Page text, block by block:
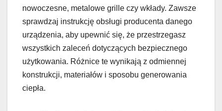
nowoczesne, metalowe grille czy wkłady. Zawsze
sprawdzaj instrukcję obsługi producenta danego
urządzenia, aby upewnić się, że przestrzegasz
wszystkich zaleceń dotyczących bezpiecznego
użytkowania. Różnice te wynikają z odmiennej
konstrukcji, materiałów i sposobu generowania
ciepła.